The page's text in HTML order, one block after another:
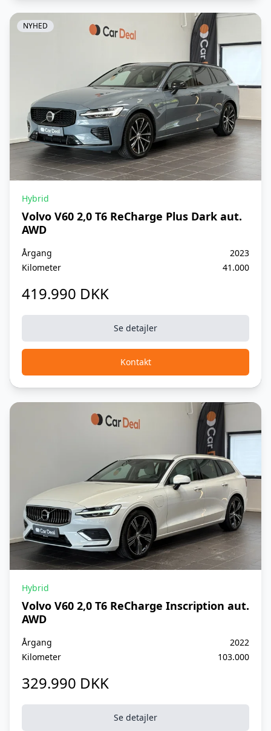
Musikstreaming via Bluetooth
Parkeringssensor (bag)
Parkeringssensor (for)
Svingbart træk
Svingbart træk, elektrisk
Sædevarme
Varme i rat
NYHED
Hybrid
Volvo V60 2,0 T6 ReCharge Plus Dark aut.
AWD
Årgang
2023
Kilometer
41.000
419.990 DKK
Se detajler
Kontakt
Hybrid
Volvo V60 2,0 T6 ReCharge Inscription aut.
AWD
Årgang
2022
Kilometer
103.000
329.990 DKK
Se detajler